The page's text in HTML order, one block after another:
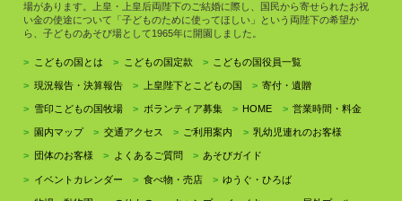
場があります。上皇・上皇后両陛下のご結婚に際し、国民から寄せられたお祝
い金の使途について「子どものために使ってほしい」という両陛下の希望か
ら、子どものあそび場として1965年に開園しました。
こどもの国とは こどもの国定款 こどもの国役員一覧
現況報告・決算報告 上皇陛下とこどもの国 寄付・遺贈
雪印こどもの国牧場 ボランティア募集 HOME 営業時間・料金
園内マップ 交通アクセス ご利用案内 乳幼児連れのお客様
団体のお客様 よくあるご質問 あそびガイド
イベントカレンダー 食べ物・売店 ゆうぐ・ひろば